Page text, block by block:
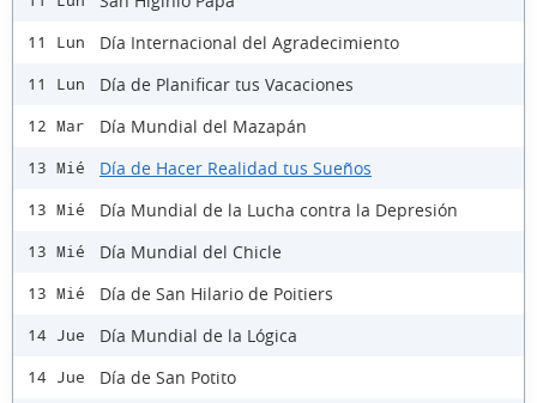
11 Lun Día Internacional del Agradecimiento
11 Lun Día de Planificar tus Vacaciones
12 Mar Día Mundial del Mazapán
13 Mié Día de Hacer Realidad tus Sueños
13 Mié Día Mundial de la Lucha contra la Depresión
13 Mié Día Mundial del Chicle
13 Mié Día de San Hilario de Poitiers
14 Jue Día Mundial de la Lógica
14 Jue Día de San Potito